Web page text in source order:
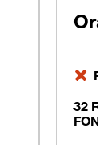
32